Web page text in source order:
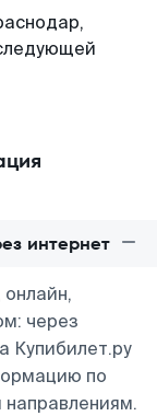
интернет
через
Купибилет.ру
по